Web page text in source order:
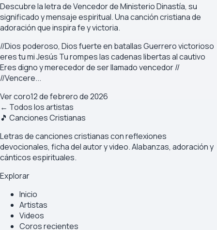
Descubre la letra de Vencedor de Ministerio Dinastía, su
significado y mensaje espiritual. Una canción cristiana de
adoración que inspira fe y victoria.
//Dios poderoso, Dios fuerte en batallas Guerrero victorioso
eres tu mi Jesús Tu rompes las cadenas libertas al cautivo
Eres digno y merecedor de ser llamado vencedor //
//Vencere...
Ver coro12 de febrero de 2026
← Todos los artistas
🎵 Canciones Cristianas
Letras de canciones cristianas con reflexiones
devocionales, ficha del autor y video. Alabanzas, adoración y
cánticos espirituales.
Explorar
Inicio
Artistas
Videos
Coros recientes